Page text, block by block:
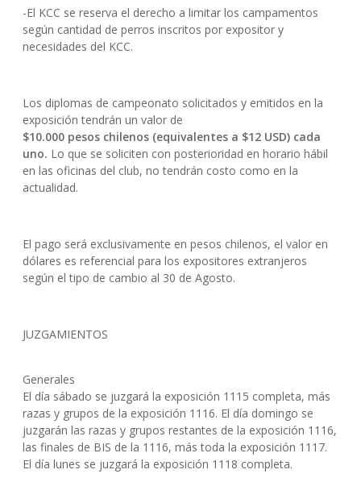
-El KCC se reserva el derecho a limitar los campamentos
según cantidad de perros inscritos por expositor y
necesidades del KCC.
Los diplomas de campeonato solicitados y emitidos en la
exposición tendrán un valor de
$10.000 pesos chilenos (equivalentes a $12 USD) cada
uno. Lo que se soliciten con posterioridad en horario hábil
en las oficinas del club, no tendrán costo como en la
actualidad.
El pago será exclusivamente en pesos chilenos, el valor en
dólares es referencial para los expositores extranjeros
según el tipo de cambio al 30 de Agosto.
JUZGAMIENTOS
Generales
El día sábado se juzgará la exposición 1115 completa, más
razas y grupos de la exposición 1116. El día domingo se
juzgarán las razas y grupos restantes de la exposición 1116,
las finales de BIS de la 1116, más toda la exposición 1117.
El día lunes se juzgará la exposición 1118 completa.